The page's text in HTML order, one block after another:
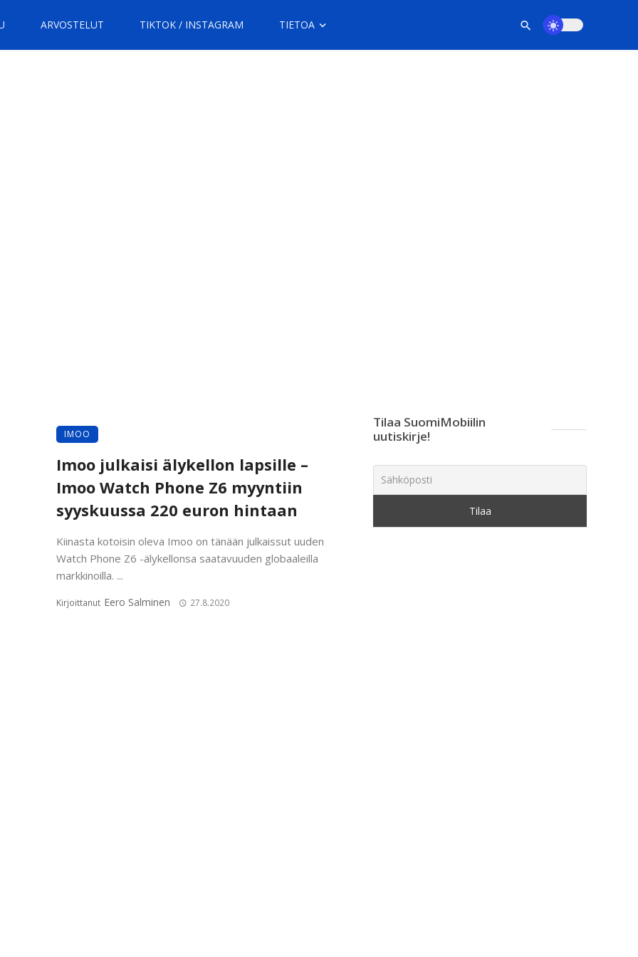
ARVOSTELUT TIKTOK / INSTAGRAM TIETOA
IMOO
Imoo julkaisi älykellon lapsille –
Imoo Watch Phone Z6 myyntiin
syyskuussa 220 euron hintaan
Kiinasta kotoisin oleva Imoo on tänään julkaissut uuden
Watch Phone Z6 -älykellonsa saatavuuden globaaleilla
markkinoilla. ...
Kirjoittanut Eero Salminen 27.8.2020
Tilaa SuomiMobiilin
uutiskirje!